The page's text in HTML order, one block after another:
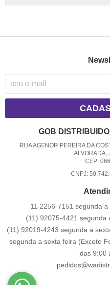
GOB
RUA AGENOR PEREIRA DA
ALVORADA,
CEP:
CNPJ:
11 2256-7151 segunda
(11) 92075-4421 segunda
(11) 92019-4243 segunda a
segunda a sexta feira (Exceto
das 9:00